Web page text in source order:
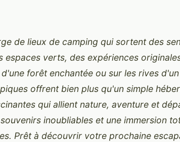
de lieux de camping qui sortent des
espaces verts, des expériences
forêt enchantée ou sur les rives
offrent bien plus qu'un simple
qui allient nature, aventure et
inoubliables et une immersion
Prêt à découvrir votre prochaine